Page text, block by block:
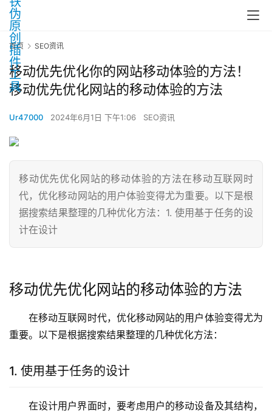
首页 SEO资讯
移动优先优化你的网站移动体验的方法！
移动优先优化网站的移动体验的方法
Ur47000 2024年6月1日 下午1:06 SEO资讯
移动优先优化网站的移动体验的方法在移动互联网时
代，优化移动网站的用户体验变得尤为重要。以下是根
据搜索结果整理的几种优化方法：1. 使用基于任务的设
计在设计
移动优先优化网站的移动体验的方法
在移动互联网时代，优化移动网站的用户体验变得尤为
重要。以下是根据搜索结果整理的几种优化方法：
1. 使用基于任务的设计
在设计用户界面时，要考虑用户的移动设备及其结构，